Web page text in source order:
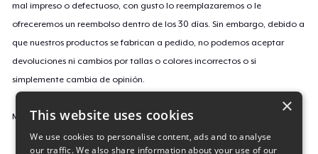
mal impreso o defectuoso, con gusto lo reemplazaremos o le
ofreceremos un reembolso dentro de los 30 días. Sin embargo, debido a
que nuestros productos se fabrican a pedido, no podemos aceptar
devoluciones ni cambios por tallas o colores incorrectos o si
simplemente cambia de opinión.
Más información sobre nuestra política de devoluciones ×
This website uses cookies
We use cookies to personalise content, ads and to analyse
our traffic. We also share information about your use of our